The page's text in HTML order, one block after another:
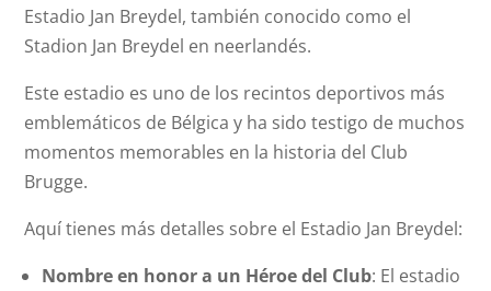
Estadio Jan Breydel, también conocido como el
Stadion Jan Breydel en neerlandés.
Este estadio es uno de los recintos deportivos más
emblemáticos de Bélgica y ha sido testigo de muchos
momentos memorables en la historia del Club
Brugge.
Aquí tienes más detalles sobre el Estadio Jan Breydel:
Nombre en honor a un Héroe del Club: El estadio